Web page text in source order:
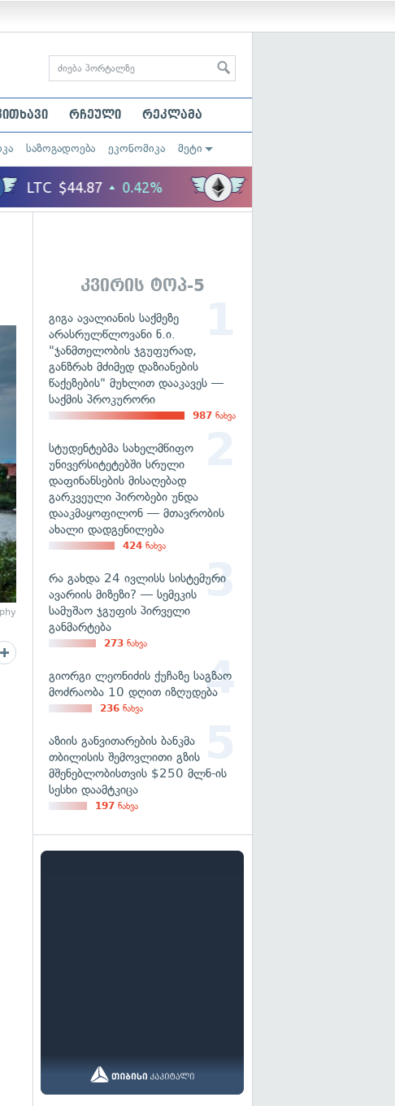
რჩეული რეკლამა
საზოგადოება ეკონომიკა მეტი
კვირის ტოპ-5
გიგა ავალიანის საქმეზე
არასრულწლოვანი ნ.ი.
"ჯანმთელობის ჯგუფურად,
განზრახ მძიმედ დაზიანების
წაქეზების" მუხლით დააკავეს —
საქმის პროკურორი
987 ნახვა
სტუდენტებმა სახელმწიფო
უნივერსიტეტებში სრული
დაფინანსების მისაღებად
გარკვეული პირობები უნდა
დააკმაყოფილონ — მთავრობის
ახალი დადგენილება
424 ნახვა
რა გახდა 24 ივლისს სისტემური
ავარიის მიზეზი? — სემეკის
სამუშაო ჯგუფის პირველი
განმარტება
273 ნახვა
გიორგი ლეონიძის ქუჩაზე საგზაო
მოძრაობა 10 დღით იზღუდება
236 ნახვა
აზიის განვითარების ბანკმა
თბილისის შემოვლითი გზის
მშენებლობისთვის $250 მლნ-ის
სესხი დაამტკიცა
197 ნახვა